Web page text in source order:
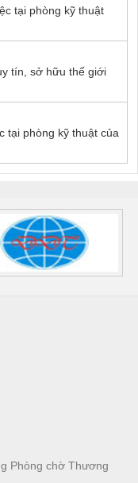
tại phòng kỹ thuật
tín, sở hữu thế giới
tại phòng kỹ thuật của
Phòng chờ Thương